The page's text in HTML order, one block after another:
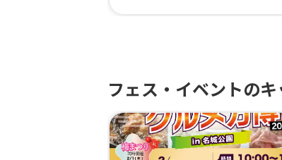
フェス・イベントの